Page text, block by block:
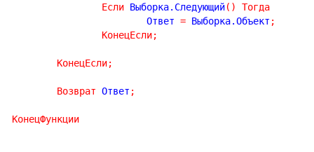
Если Выборка.Следующий( )
Тогда
			Ответ
= Выборка.Объект ;
КонецЕсли;
КонецЕсли;
Возврат Ответ ;
КонецФункции